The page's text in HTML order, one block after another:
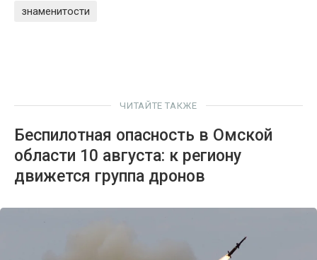
знаменитости
ЧИТАЙТЕ ТАКЖЕ
Беспилотная опасность в Омской
области 10 августа: к региону
движется группа дронов